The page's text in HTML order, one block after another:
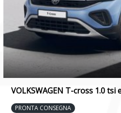
VOLKSWAGEN T-cross 1.0
PRONTA CONSEGNA